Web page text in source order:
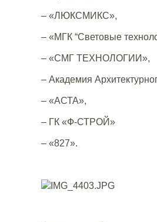
– «ЛЮКСМИКС»,
– «МГК “Световые
– «СМГ ТЕХНОЛОГИИ»,
– Академия
– «АСТА»,
– ГК «Ф-СТРОЙ»
– «827».